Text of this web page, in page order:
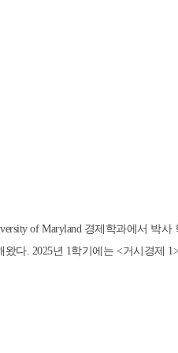
of Maryland 경제학과에서 박사
왔다. 2025년 1학기에는 <거시경제